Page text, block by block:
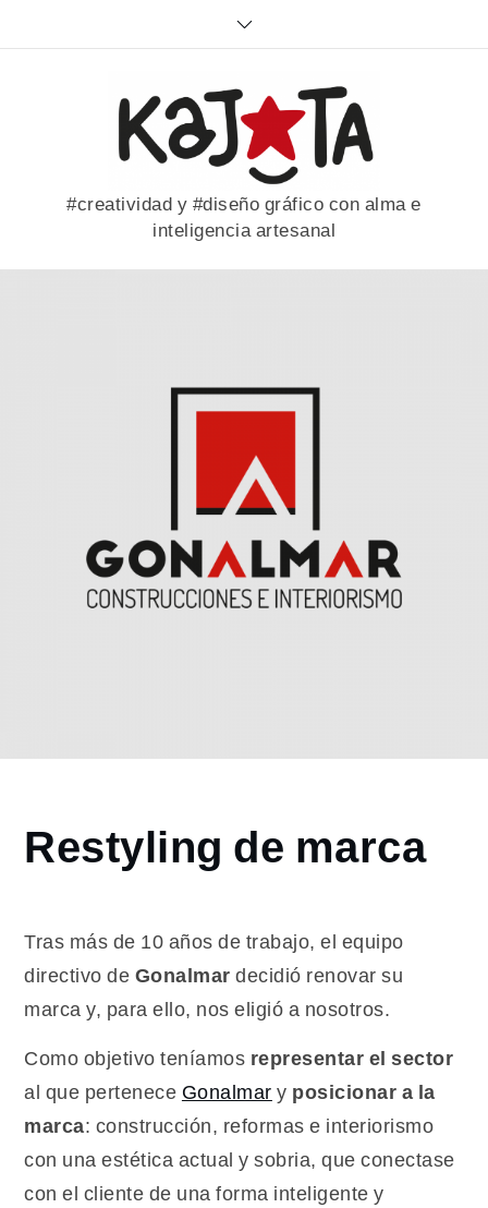
#creatividad y #diseño gráfico con alma e
inteligencia artesanal
Home
2021
Restyling
de marca
Restyling de marca
Tras más de 10 años de trabajo, el equipo
directivo de Gonalmardecidió renovar su
marca y, para ello, nos eligió a nosotros.
Como objetivo teníamos representar el sector
al que pertenece Gonalmar y posicionar a la
marca: construcción, reformas e interiorismo
con una estética actual y sobria, que conectase
con el cliente de una forma inteligente y